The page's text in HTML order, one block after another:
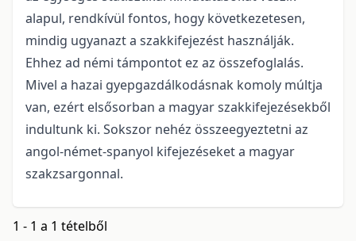
alapul, rendkívül fontos, hogy következetesen,
mindig ugyanazt a szakkifejezést használják.
Ehhez ad némi támpontot ez az összefoglalás.
Mivel a hazai gyepgazdálkodásnak komoly múltja
van, ezért elsősorban a magyar szakkifejezésekből
indultunk ki. Sokszor nehéz összeegyeztetni az
angol-német-spanyol kifejezéseket a magyar
szakzsargonnal.
1 - 1 a 1 tételből